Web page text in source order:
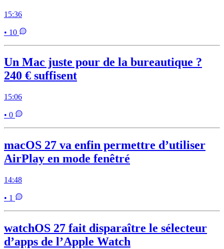
15:36
• 10
Un Mac juste pour de la bureautique ?
240 € suffisent
15:06
• 0
macOS 27 va enfin permettre d’utiliser
AirPlay en mode fenêtré
14:48
• 1
watchOS 27 fait disparaître le sélecteur
d’apps de l’Apple Watch